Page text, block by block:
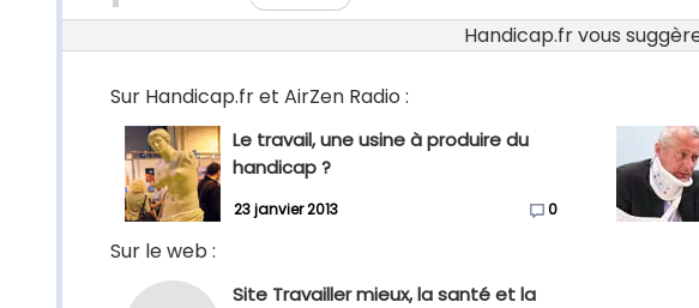
Handicap.fr vous
Sur Handicap.fr et AirZen Radio :
Le travail, une usine à produire du
handicap ?
23 janvier 2013 0
Sur le web :
Site Travailler mieux, la santé et la